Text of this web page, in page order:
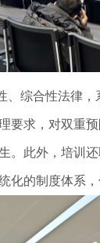
综合性法律
求，对双重
此外，培训
的制度体系